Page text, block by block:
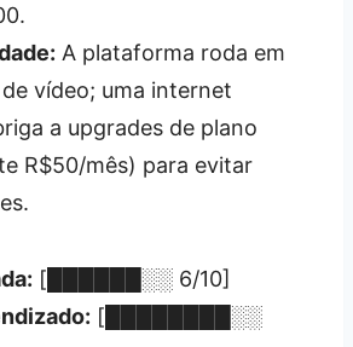
A plataforma roda em
vídeo; uma internet
a upgrades de plano
R$50/mês) para evitar
[██████░░ 6/10]
[████████░░